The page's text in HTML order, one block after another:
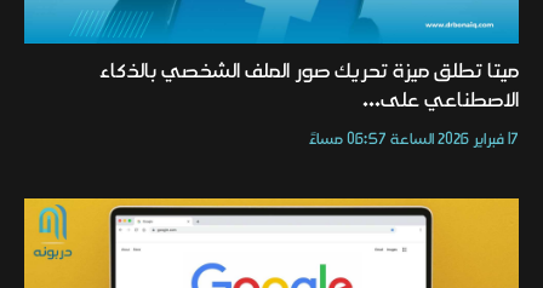
ميتا تطلق ميزة تحريك صور الملف الشخصي بالذكاء
الاصطناعي على...
17 فبراير 2026 الساعة 06:57 مساءً